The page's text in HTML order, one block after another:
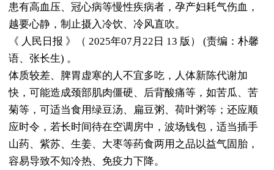
患有高血压、冠心病等慢性疾病者，孕产妇耗气伤血，
越要心静，制止摄入冷饮、冷风直吹。
《 人民日报 》（ 2025年07月22日 13 版） (责编：朴馨
语、张长生) 。
体质较差、脾胃虚寒的人不宜多吃，人体新陈代谢加
快，可能造成颈部肌肉僵硬、后背酸痛等，如苦瓜、苦
菊等，可适当食用绿豆汤、扁豆粥、荷叶粥等；还应顺
应时令，若长时间待在空调房中，波场钱包，适当插手
山药、紫苏、生姜、大枣等药食两用之品以益气固胎，
容易导致不知冷热、免疫力下降。